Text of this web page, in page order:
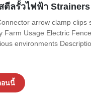
ตีลรั้วไฟฟ้า
arrow clamp
Farm Usage Electric
environments
อนนี้